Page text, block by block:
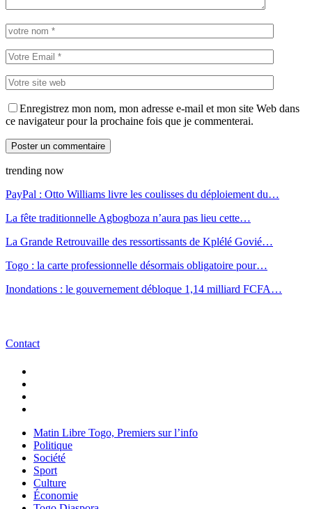
Enregistrez mon nom, mon adresse e-mail et mon site Web dans
ce navigateur pour la prochaine fois que je commenterai.
trending now
PayPal : Otto Williams livre les coulisses du déploiement du…
La fête traditionnelle Agbogboza n’aura pas lieu cette…
La Grande Retrouvaille des ressortissants de Kplélé Govié…
Togo : la carte professionnelle désormais obligatoire pour…
Inondations : le gouvernement débloque 1,14 milliard FCFA…
Contact
Matin Libre Togo, Premiers sur l’info
Politique
Société
Sport
Culture
Économie